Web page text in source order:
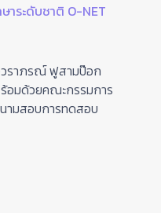
าระดับชาติ O-NET
วราภรณ์ ฟูสามป๊อก
อมด้วยคณะกรรมการ
ามสอบการทดสอบ